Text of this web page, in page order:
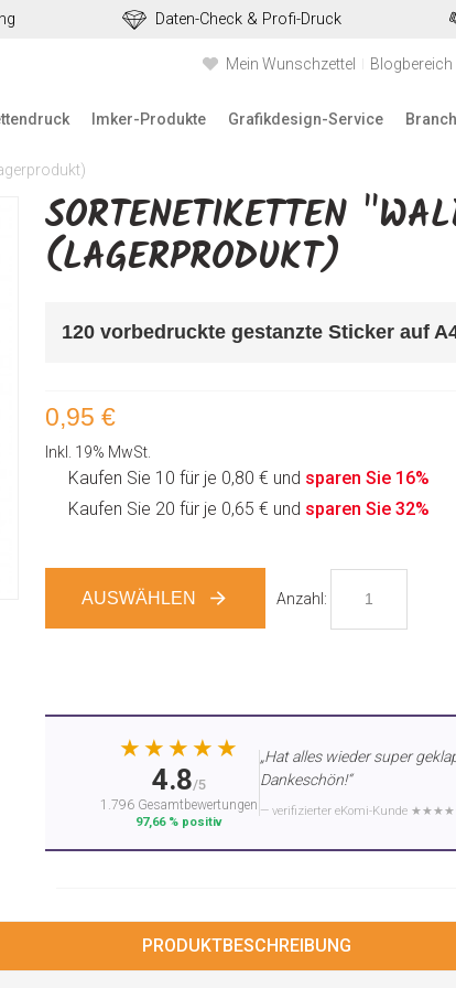
Daten-Check & Profi-Druck
Mein Wunschzettel
Imker-Produkte Grafikdesign-Service
SORTENETIKETTEN
(LAGERPRODUKT)
120 vorbedruckte gestanzte Sticker auf
0,95 €
Inkl. 19% MwSt.
Kaufen Sie 10 für je 0,80 € und sparen Sie 16%
Kaufen Sie 20 für je 0,65 € und sparen Sie 32%
Anzahl:
AUSWÄHLEN
★★★★★
4.8/5
1.796 Gesamtbewertungen
97,66 % positiv
„Hat alles wieder super
Dankeschön!“
— verifizierter eKomi-Kunde
PRODUKTBESCHREIBUNG